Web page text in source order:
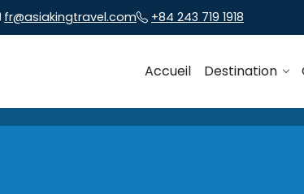
fr@asiakingtravel.com +84 243 719 1918
Accueil Destination